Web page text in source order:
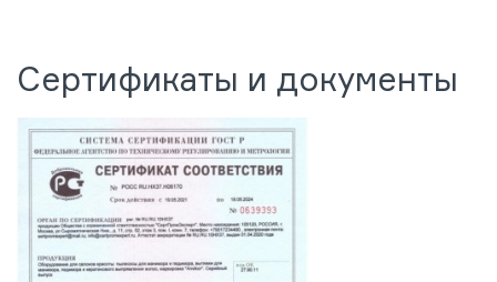
Сертификаты и документы